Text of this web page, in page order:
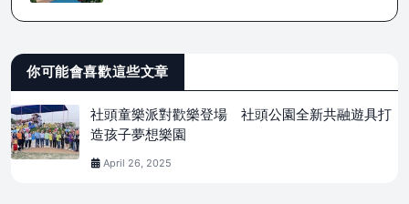
你可能會喜歡這些文章
社頭童樂派對歡樂登場 社頭公園全新共融遊具打
造孩子夢想樂園
April 26, 2025